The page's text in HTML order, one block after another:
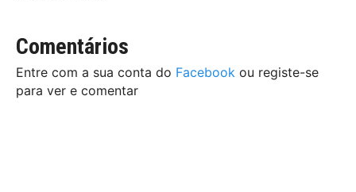
Comentários
Entre com a sua conta do Facebook ou registe-se
para ver e comentar